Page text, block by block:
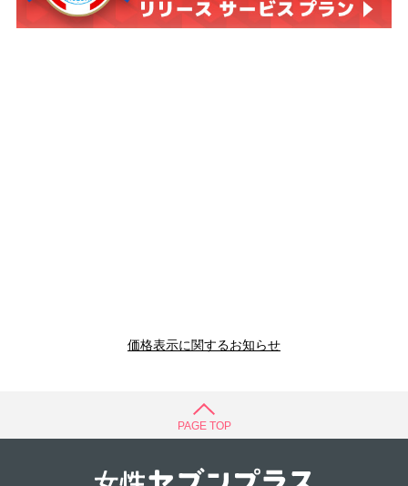
価格表示に関するお知らせ
PAGE TOP